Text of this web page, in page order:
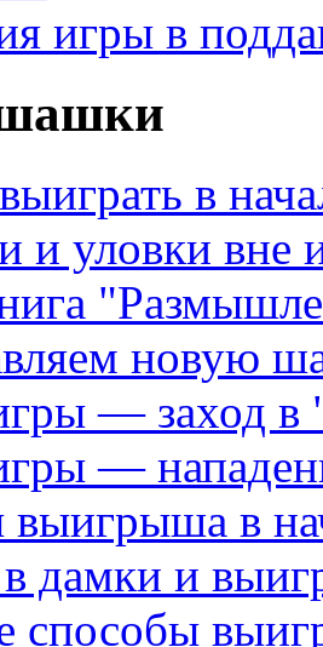
игры в
шашки
в
и уловки вне
новую
— заход в
—
в
дамки и
способы